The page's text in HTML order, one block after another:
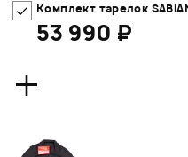
Комплект тарелок
53 990 ₽
+